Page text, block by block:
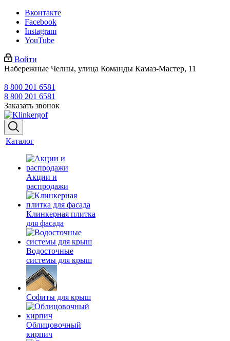
Вконтакте
Facebook
Instagram
YouTube
Войти
Набережные Челны, улица Команды Камаз-Мастер, 11
8 800 201 6581
8 800 201 6581
Заказать звонок
Каталог
Акции и
распродажи
Клинкерная плитка
для фасада
Водосточные
системы для крыш
Софиты для крыш
Облицовочный
кирпич